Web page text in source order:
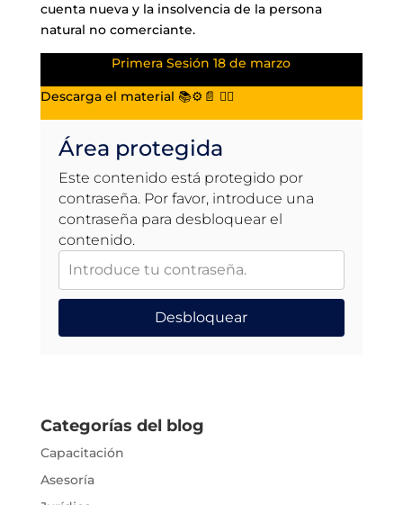
cuenta nueva y la insolvencia de la persona
natural no comerciante.
Primera Sesión 18 de marzo
Descarga el material 📚⚙️📄 👇🏻
Área protegida
Este contenido está protegido por
contraseña. Por favor, introduce una
contraseña para desbloquear el
contenido.
Desbloquear
Categorías del blog
Capacitación
Asesoría